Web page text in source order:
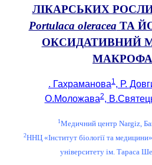
ЛІКАРСЬКИХ
Portulaca oleracea ТА
ОКСИДАТИВНИЙ
. Гахраманова1, Р.
O.Моложава2,
1Медичний центр Nargiz,
2ННЦ «Інститут біології та
університету ім. Тараса